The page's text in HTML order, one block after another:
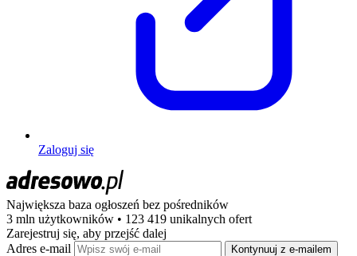
Zaloguj się
Największa baza ogłoszeń bez pośredników
3 mln użytkowników • 123 419 unikalnych ofert
Zarejestruj się, aby przejść dalej
Adres e-mail
Kontynuuj z e-mailem